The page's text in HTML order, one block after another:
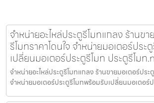
จำหน่ายอะไหล่ประตูรีโมทแกลง ร้านข
รีโมทราคาโดนใจ จำหน่ายมอเตอร์ปร
เปลี่ยนมอเตอร์ประตูรีโมท ประตูรีโมท
จำหน่ายอะไหล่ประตูรีโมทแกลง ร้านขายมอเตอร์ประ
จำหน่ายมอเตอร์ประตูรีโมทพร้อมรับเปลี่ยนมอเตอร์